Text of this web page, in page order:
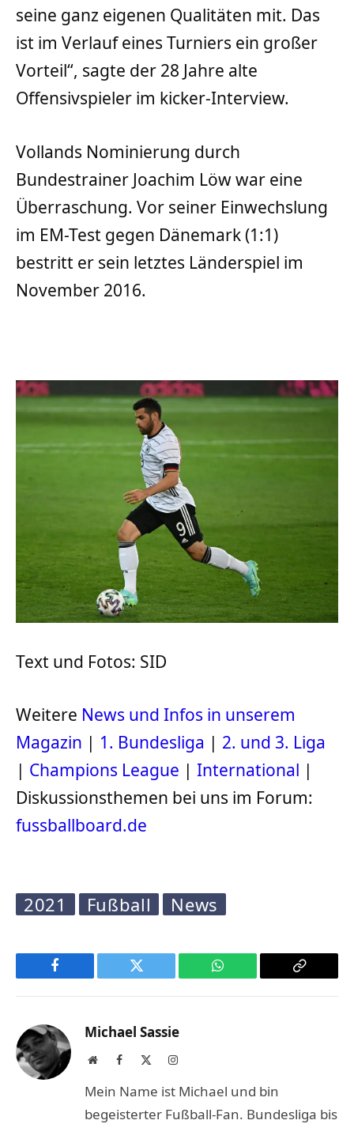
seine ganz eigenen Qualitäten mit. Das
ist im Verlauf eines Turniers ein großer
Vorteil“, sagte der 28 Jahre alte
Offensivspieler im kicker-Interview.
Vollands Nominierung durch
Bundestrainer Joachim Löw war eine
Überraschung. Vor seiner Einwechslung
im EM-Test gegen Dänemark (1:1)
bestritt er sein letztes Länderspiel im
November 2016.
Text und Fotos: SID
Weitere News und Infos in unserem
Magazin | 1. Bundesliga | 2. und 3. Liga
| Champions League | International |
Diskussionsthemen bei uns im Forum:
fussballboard.de
2021 Fußball News
Facebook Twitter WhatsApp
Copy
Michael Sassie
WebsiteFacebook Instagram
Mein Name ist Michael und bin
begeisterter Fußball-Fan. Bundesliga bis